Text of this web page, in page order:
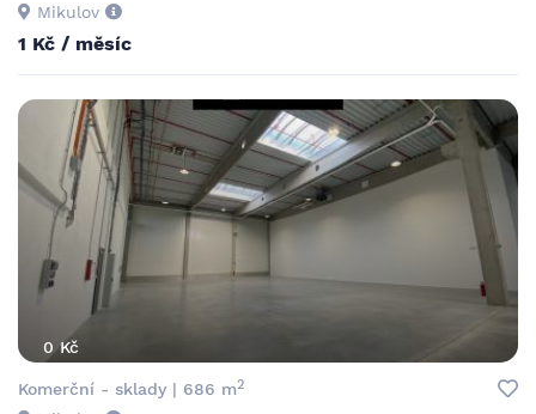
Mikulov
1 Kč / měsíc
0 Kč
Komerční - sklady | 686 m2